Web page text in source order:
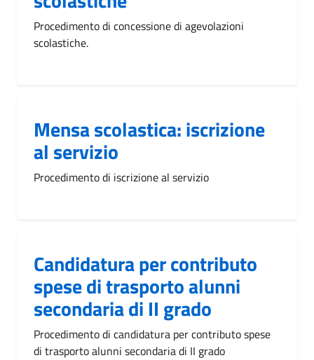
Procedimento di concessione di agevolazioni
scolastiche.
Mensa scolastica: iscrizione
al servizio
Procedimento di iscrizione al servizio
Candidatura per contributo
spese di trasporto alunni
secondaria di II grado
Procedimento di candidatura per contributo spese
di trasporto alunni secondaria di II grado